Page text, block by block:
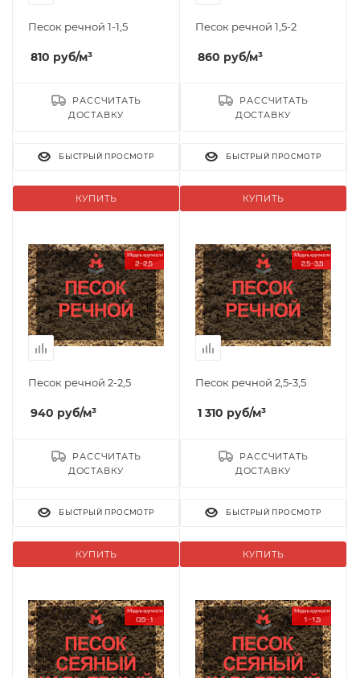
Песок речной 1-1,5
810 руб/м³
КУПИТЬ
РАССЧИТАТЬ
ДОСТАВКУ
БЫСТРЫЙ ПРОСМОТР
Песок речной 1,5-2
860 руб/м³
КУПИТЬ
РАССЧИТАТЬ
ДОСТАВКУ
БЫСТРЫЙ ПРОСМОТР
Песок речной 2-2,5
940 руб/м³
КУПИТЬ
РАССЧИТАТЬ
ДОСТАВКУ
БЫСТРЫЙ ПРОСМОТР
Песок речной 2,5-3,5
1 310 руб/м³
КУПИТЬ
РАССЧИТАТЬ
ДОСТАВКУ
БЫСТРЫЙ ПРОСМОТР